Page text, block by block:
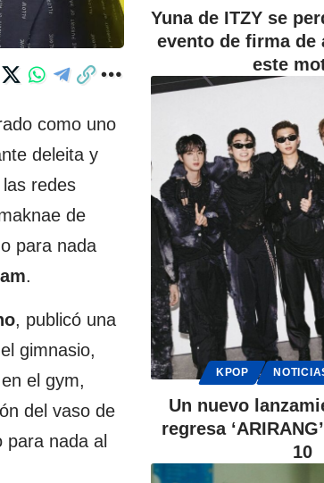
como uno
deleita y
redes
de
para nada
.
, publicó una
gimnasio,
el gym,
del vaso de
nada al
Yuna de ITZY se
evento de firma de
este
KPOP
Un nuevo
regresa
10